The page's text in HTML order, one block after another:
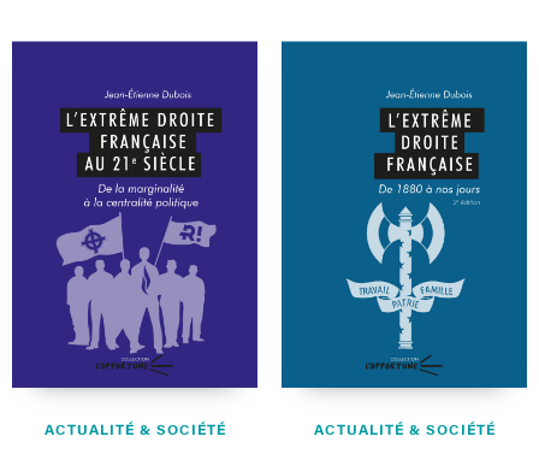
ACTUALITÉ & SOCIÉTÉ ACTUALITÉ & SOCIÉTÉ